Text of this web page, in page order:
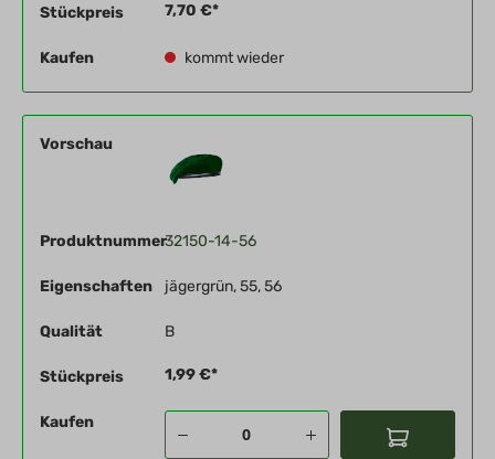
Stückpreis 7,70 €*
Kaufen kommt wieder
Vorschau
Produktnummer32150-14-56
Eigenschaften jägergrün, 55, 56
Qualität B
Stückpreis 1,99 €*
Kaufen